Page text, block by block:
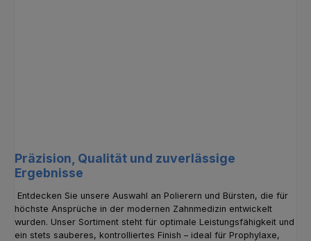
Präzision, Qualität und zuverlässige
Ergebnisse
Entdecken Sie unsere Auswahl an Polierern und Bürsten, die für
höchste Ansprüche in der modernen Zahnmedizin entwickelt
wurden. Unser Sortiment steht für optimale Leistungsfähigkeit und
ein stets sauberes, kontrolliertes Finish – ideal für Prophylaxe,